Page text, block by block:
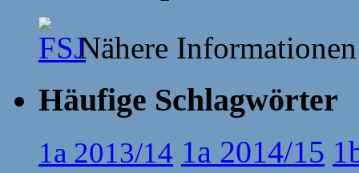
Nähere
Häufige Schlagwörter
1a 2013/14 1a 2014/15